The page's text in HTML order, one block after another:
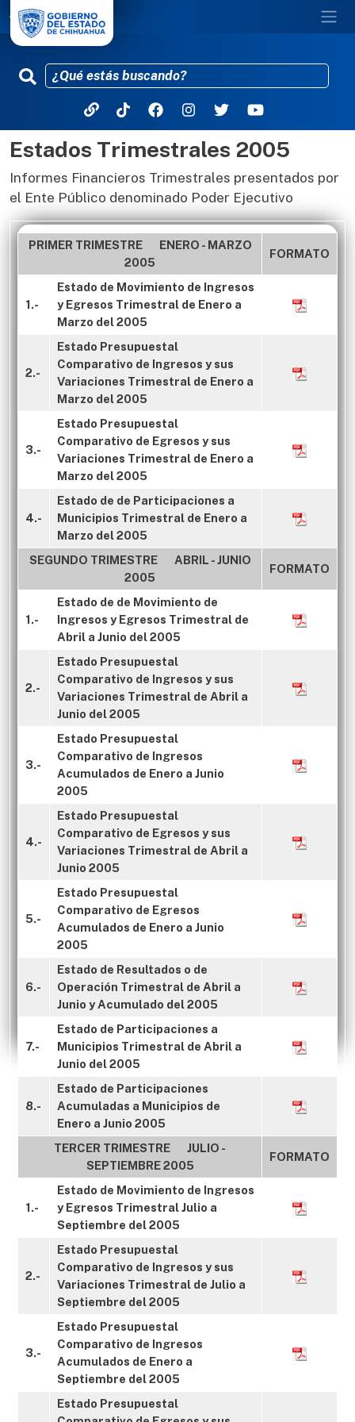
Pasar al contenido principal
Estados Trimestrales 2005
Informes Financieros Trimestrales presentados por
el Ente Público denominado Poder Ejecutivo
PRIMER TRIMESTRE ENERO - MARZO
2005
FORMATO
1.-
Estado de Movimiento de Ingresos
y Egresos Trimestral de Enero a
Marzo del 2005
2.-
Estado Presupuestal
Comparativo de Ingresos y sus
Variaciones Trimestral de Enero a
Marzo del 2005
3.-
Estado Presupuestal
Comparativo de Egresos y sus
Variaciones Trimestral de Enero a
Marzo del 2005
4.-
Estado de de Participaciones a
Municipios Trimestral de Enero a
Marzo del 2005
SEGUNDO TRIMESTRE ABRIL - JUNIO
2005
FORMATO
1.-
Estado de de Movimiento de
Ingresos y Egresos Trimestral de
Abril a Junio del 2005
2.-
Estado Presupuestal
Comparativo de Ingresos y sus
Variaciones Trimestral de Abril a
Junio del 2005
3.-
Estado Presupuestal
Comparativo de Ingresos
Acumulados de Enero a Junio
2005
4.-
Estado Presupuestal
Comparativo de Egresos y sus
Variaciones Trimestral de Abril a
Junio 2005
5.-
Estado Presupuestal
Comparativo de Egresos
Acumulados de Enero a Junio
2005
6.-
Estado de Resultados o de
Operación Trimestral de Abril a
Junio y Acumulado del 2005
7.-
Estado de Participaciones a
Municipios Trimestral de Abril a
Junio del 2005
8.-
Estado de Participaciones
Acumuladas a Municipios de
Enero a Junio 2005
TERCER TRIMESTRE JULIO -
SEPTIEMBRE 2005
FORMATO
1.-
Estado de Movimiento de Ingresos
y Egresos Trimestral Julio a
Septiembre del 2005
2.-
Estado Presupuestal
Comparativo de Ingresos y sus
Variaciones Trimestral de Julio a
Septiembre del 2005
3.-
Estado Presupuestal
Comparativo de Ingresos
Acumulados de Enero a
Septiembre del 2005
Estado Presupuestal